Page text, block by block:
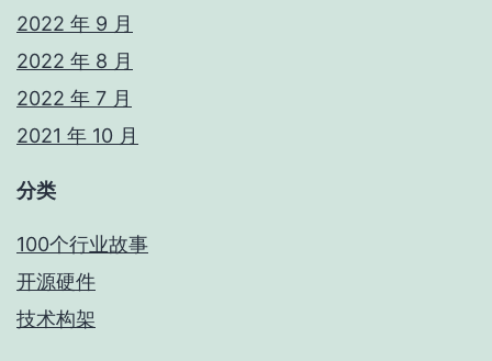
2022 年 9 月
2022 年 8 月
2022 年 7 月
2021 年 10 月
分类
100个行业故事
开源硬件
技术构架